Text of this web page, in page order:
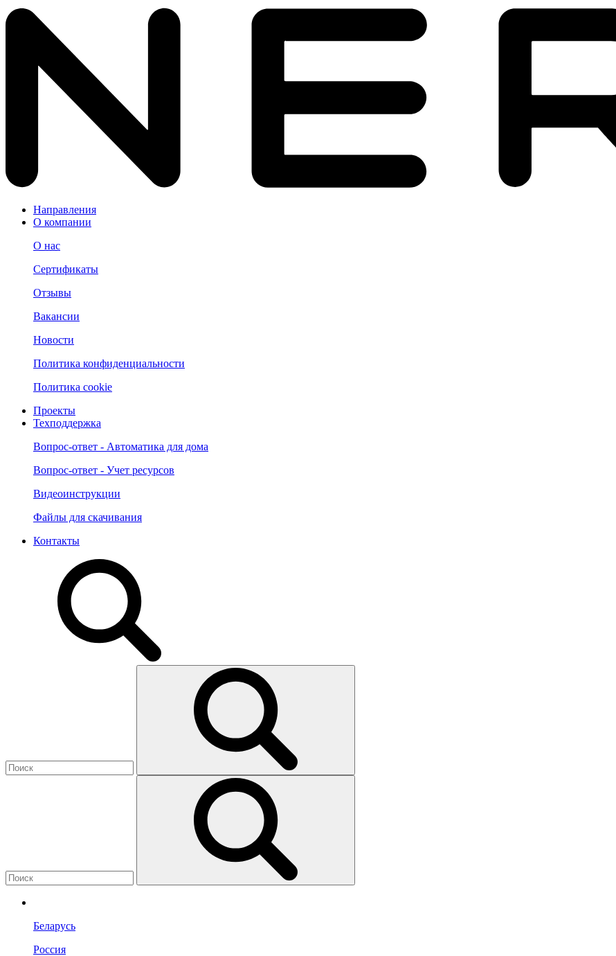
Направления
О компании
О нас
Сертификаты
Отзывы
Вакансии
Новости
Политика конфиденциальности
Политика cookie
Проекты
Техподдержка
Вопрос-ответ - Автоматика для дома
Вопрос-ответ - Учет ресурсов
Видеоинструкции
Файлы для скачивания
Контакты
Беларусь
Россия